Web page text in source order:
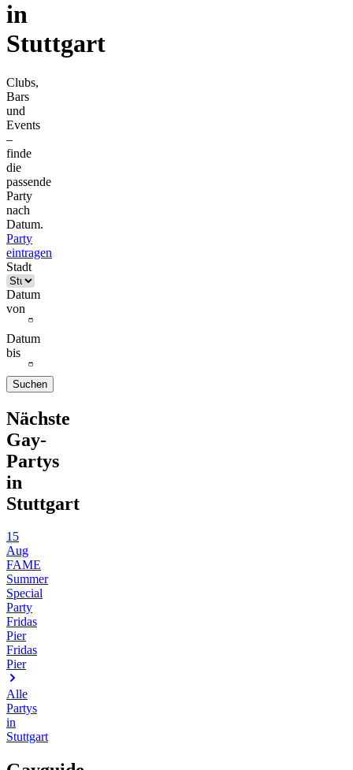
in
Stuttgart
Clubs,
Bars
und
Events
–
finde
die
passende
Party
nach
Datum.
Party
eintragen
Stadt
Datum
von
Datum
bis
Suchen
Nächste
Gay-
Partys
in
Stuttgart
15
Aug
FAME
Summer
Special
Party
Fridas
Pier
Fridas
Pier
Alle
Partys
in
Stuttgart